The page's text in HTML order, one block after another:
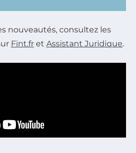
nouveautés, consultez les
Fint.fr et Assistant Juridique.